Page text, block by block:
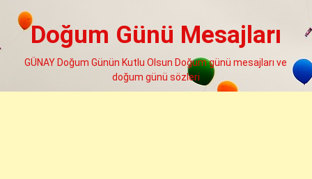
Doğum Günü Mesajları
GÜNAY Doğum Günün Kutlu Olsun Doğum günü mesajları ve
doğum günü sözleri